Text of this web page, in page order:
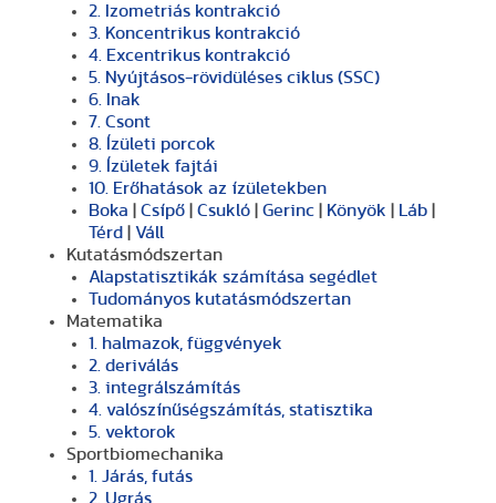
2. Izometriás kontrakció
3. Koncentrikus kontrakció
4. Excentrikus kontrakció
5. Nyújtásos-rövidüléses ciklus (SSC)
6. Inak
7. Csont
8. Ízületi porcok
9. Ízületek fajtái
10. Erőhatások az ízületekben
Boka | Csípő | Csukló | Gerinc | Könyök | Láb |
Térd | Váll
Kutatásmódszertan
Alapstatisztikák számítása segédlet
Tudományos kutatásmódszertan
Matematika
1. halmazok, függvények
2. deriválás
3. integrálszámítás
4. valószínűségszámítás, statisztika
5. vektorok
Sportbiomechanika
1. Járás, futás
2. Ugrás